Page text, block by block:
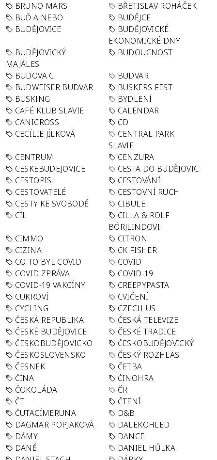
BRUNO MARS
BŘETISLAV ROHÁČEK
BUĎ A NEBO
BUDĚJCE
BUDĚJOVICE
BUDĚJOVICKÉ
EKONOMICKÉ DNY
BUDĚJOVICKÝ
MAJÁLES
BUDOUCNOST
BUDOVA C
BUDVAR
BUDWEISER BUDVAR
BUSKERS FEST
BUSKING
BYDLENÍ
CAFÉ KLUB SLAVIE
CALENDAR
CANICROSS
CD
CECÍLIE JÍLKOVÁ
CENTRAL PARK
SLAVIE
CENTRUM
CENZURA
CESKEBUDEJOVICE
CESTA DO BUDĚJOVIC
CESTOPIS
CESTOVÁNÍ
CESTOVATELÉ
CESTOVNÍ RUCH
CESTY KE SVOBODĚ
CIBULE
CÍL
CILLA & ROLF
BÖRJLINDOVI
CIMMO
CITRON
CIZINA
CK FISHER
CO TO BYL COVID
COVID
COVID ZPRÁVA
COVID-19
COVID-19 VAKCÍNY
CREEPYPASTA
CUKROVÍ
CVIČENÍ
CYCLING
CZECH-US
ČESKÁ REPUBLIKA
ČESKÁ TELEVIZE
ČESKÉ BUDĚJOVICE
ČESKÉ TRADICE
ČESKOBUDĚJOVICKO
ČESKOBUDĚJOVICKÝ
ČESKOSLOVENSKO
ČESKÝ ROZHLAS
ČESNEK
ČETBA
ČÍNA
ČINOHRA
ČOKOLÁDA
ČR
ČT
ČTENÍ
ČUTACÍMERUNA
D&B
DAGMAR POPJAKOVÁ
DALEKOHLED
DÁMY
DANCE
DANĚ
DANIEL HŮLKA